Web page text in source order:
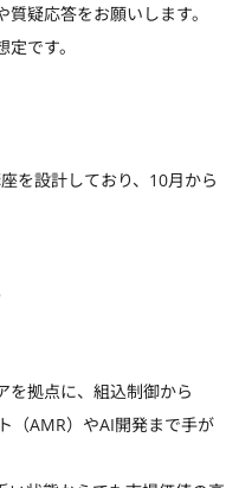
疑応答をお願いします。
です。
を設計しており、10月から
を拠点に、組込制御から
（AMR）やAI開発まで手が